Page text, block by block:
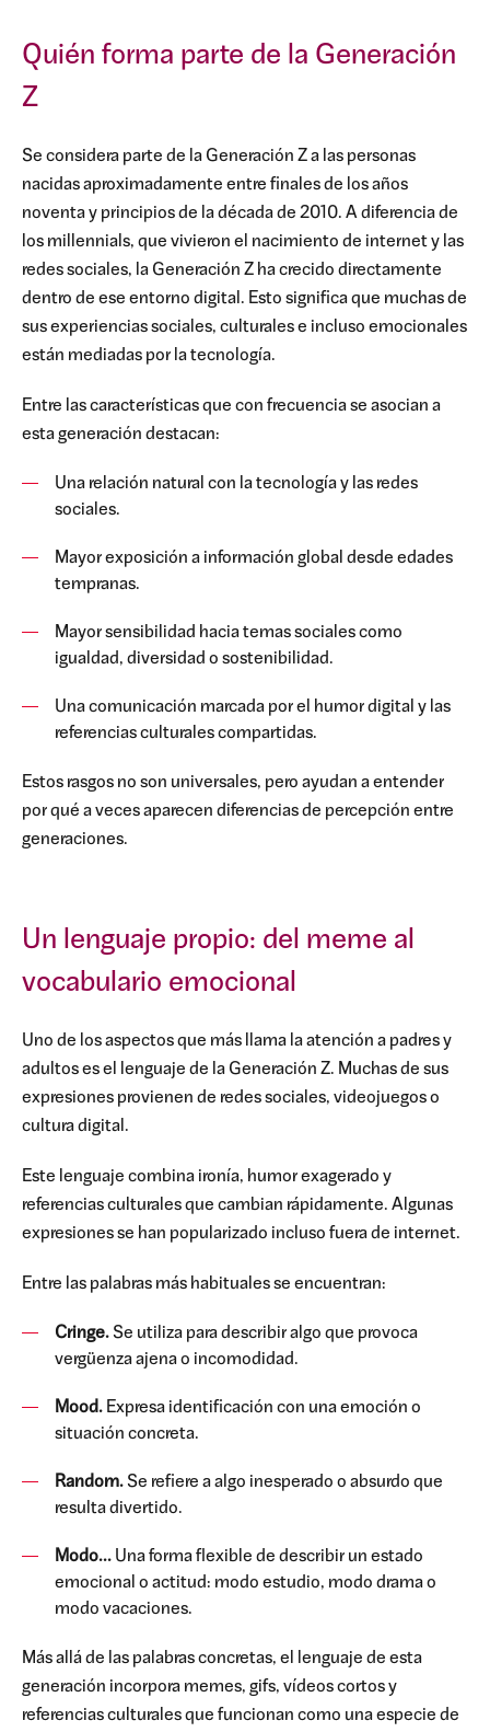
Quién forma parte de la Generación
Z
Se considera parte de la Generación Z a las personas
nacidas aproximadamente entre finales de los años
noventa y principios de la década de 2010. A diferencia de
los millennials, que vivieron el nacimiento de internet y las
redes sociales, la Generación Z ha crecido directamente
dentro de ese entorno digital. Esto significa que muchas de
sus experiencias sociales, culturales e incluso emocionales
están mediadas por la tecnología.
Entre las características que con frecuencia se asocian a
esta generación destacan:
Una relación natural con la tecnología y las redes
sociales.
Mayor exposición a información global desde edades
tempranas.
Mayor sensibilidad hacia temas sociales como
igualdad, diversidad o sostenibilidad.
Una comunicación marcada por el humor digital y las
referencias culturales compartidas.
Estos rasgos no son universales, pero ayudan a entender
por qué a veces aparecen diferencias de percepción entre
generaciones.
Un lenguaje propio: del meme al
vocabulario emocional
Uno de los aspectos que más llama la atención a padres y
adultos es el lenguaje de la Generación Z. Muchas de sus
expresiones provienen de redes sociales, videojuegos o
cultura digital.
Este lenguaje combina ironía, humor exagerado y
referencias culturales que cambian rápidamente. Algunas
expresiones se han popularizado incluso fuera de internet.
Entre las palabras más habituales se encuentran:
Cringe. Se utiliza para describir algo que provoca
vergüenza ajena o incomodidad.
Mood. Expresa identificación con una emoción o
situación concreta.
Random. Se refiere a algo inesperado o absurdo que
resulta divertido.
Modo... Una forma flexible de describir un estado
emocional o actitud: modo estudio, modo drama o
modo vacaciones.
Más allá de las palabras concretas, el lenguaje de esta
generación incorpora memes, gifs, vídeos cortos y
referencias culturales que funcionan como una especie de